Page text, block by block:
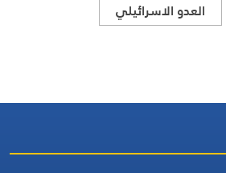
العدو الاسرائيلي